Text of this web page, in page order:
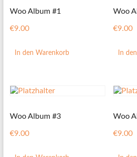
Woo Album #1
€9.00
In den Warenkorb
Woo
€9.00
In
Woo Album #3
€9.00
Woo
€9.00